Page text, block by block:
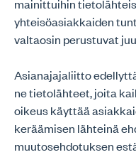
mainittuihin
yhteisöasiakkaiden
valtaosin perustuvat
Asianajajaliitto
ne tietolähteet, joita
oikeus käyttää
keräämisen lähteinä
muutosehdotuksen